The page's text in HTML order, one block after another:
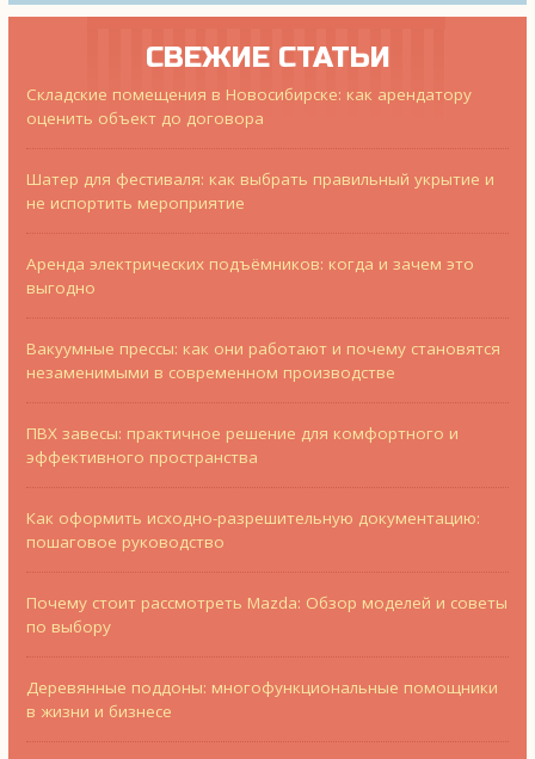
СВЕЖИЕ СТАТЬИ
Складские помещения в Новосибирске: как арендатору
оценить объект до договора
Шатер для фестиваля: как выбрать правильный укрытие и
не испортить мероприятие
Аренда электрических подъёмников: когда и зачем это
выгодно
Вакуумные прессы: как они работают и почему становятся
незаменимыми в современном производстве
ПВХ завесы: практичное решение для комфортного и
эффективного пространства
Как оформить исходно-разрешительную документацию:
пошаговое руководство
Почему стоит рассмотреть Mazda: Обзор моделей и советы
по выбору
Деревянные поддоны: многофункциональные помощники
в жизни и бизнесе